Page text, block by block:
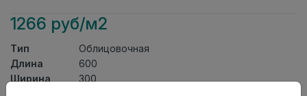
1266 руб/м2
Тип
Облицовочная
Длина
600
Ширина
300